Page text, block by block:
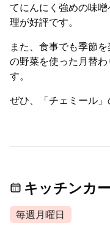
てにんにく強めの味
理が好評です。
また、食事でも季節
の野菜を使った月替
す。
ぜひ、「チェミール」
キッチンカ
毎週月曜日